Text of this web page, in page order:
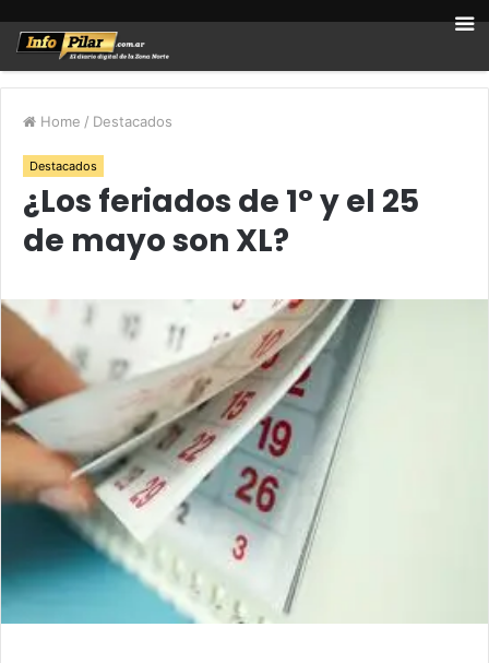
Home / Destacados
Destacados
¿Los feriados de 1° y el 25
de mayo son XL?